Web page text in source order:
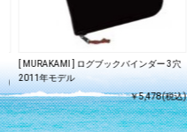
)
[ MURAKAMI ] ログブックバインダー 3穴
2011年モデル
￥5,478(税込)